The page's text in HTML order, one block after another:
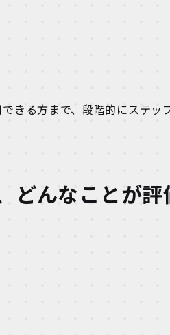
きる方まで、段階的にステッ
どんなことが評